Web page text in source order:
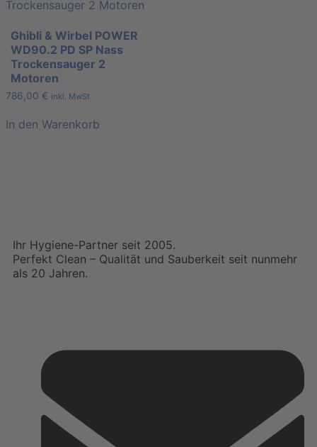
Ghibli & Wirbel POWER
WD90.2 PD SP Nass
Trockensauger 2
Motoren
786,00 € inkl. MwSt
In den Warenkorb
Ihr Hygiene-Partner seit 2005.
Perfekt Clean – Qualität und Sauberkeit seit nunmehr
als 20 Jahren.